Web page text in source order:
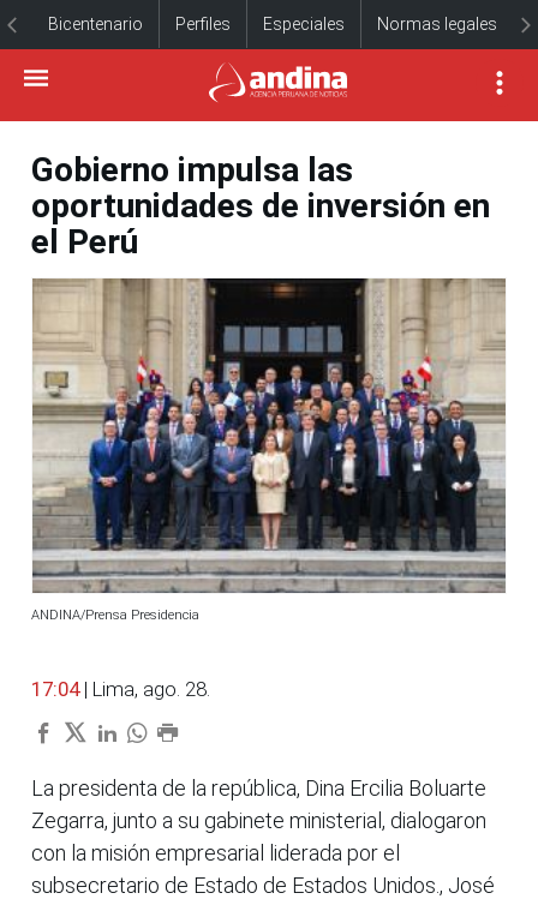
Bicentenario Perfiles Especiales Normas legales
Gobierno impulsa las
oportunidades de inversión en
el Perú
ANDINA/Prensa Presidencia
17:04 | Lima, ago. 28.
La presidenta de la república, Dina Ercilia Boluarte
Zegarra, junto a su gabinete ministerial, dialogaron
con la misión empresarial liderada por el
subsecretario de Estado de Estados Unidos., José